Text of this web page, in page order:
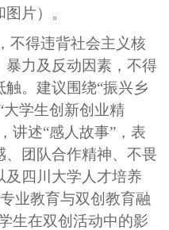
片）。
不得违背社会主义核
暴力及反动因素，不得
。建议围绕“振兴乡
大学生创新创业精
讲述“感人故事”，表
、团队合作精神、不畏
及四川大学人才培养
业教育与双创教育融
生在双创活动中的影